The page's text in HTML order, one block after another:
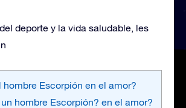
deporte y la vida saludable, les
hombre Escorpión en el amor?
hombre Escorpión? en el amor?